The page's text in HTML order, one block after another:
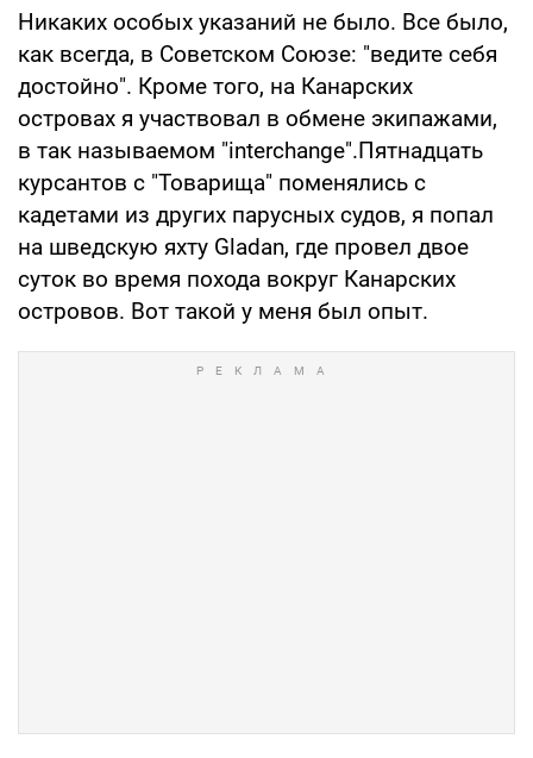
Никаких особых указаний не было. Все было,
как всегда, в Советском Союзе: "ведите себя
достойно". Кроме того, на Канарских
островах я участвовал в обмене экипажами,
в так называемом "interchange".Пятнадцать
курсантов с "Товарища" поменялись с
кадетами из других парусных судов, я попал
на шведскую яхту Gladan, где провел двое
суток во время похода вокруг Канарских
островов. Вот такой у меня был опыт.